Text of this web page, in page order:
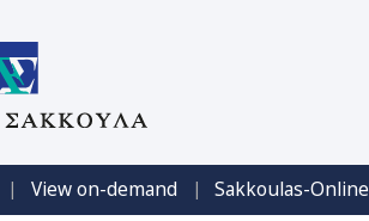
| View on-demand | Sakkoulas-Online